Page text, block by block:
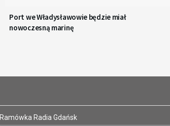
Port we Władysławowie będzie miał
nowoczesną marinę
Ramówka Radia Gdańsk